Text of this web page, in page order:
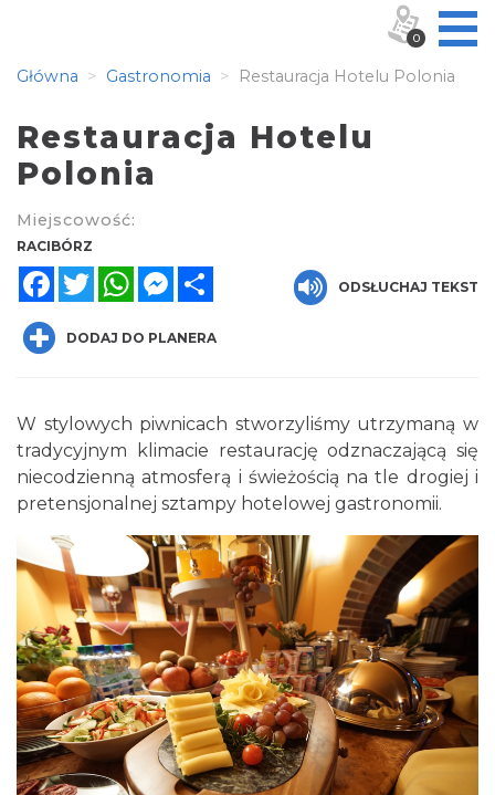
Główna Gastronomia Restauracja Hotelu Polonia
Restauracja Hotelu
Polonia
Miejscowość:
RACIBÓRZ
FacebookTwitterWhatsAppMessenger
ODSŁUCHAJ TEKST
DODAJ DO PLANERA
W stylowych piwnicach stworzyliśmy utrzymaną w
tradycyjnym klimacie restaurację odznaczającą się
niecodzienną atmosferą i świeżością na tle drogiej i
pretensjonalnej sztampy hotelowej gastronomii.
0